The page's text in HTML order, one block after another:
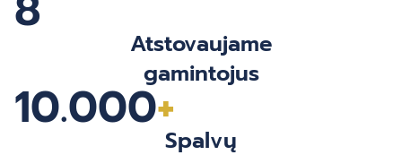
Atstovaujame
gamintojus
10.000+
Spalvų